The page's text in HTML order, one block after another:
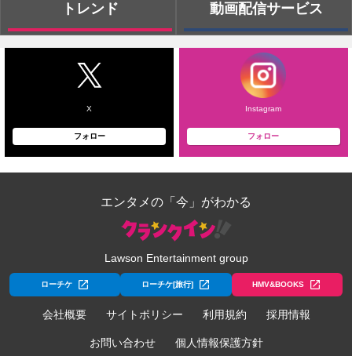
トレンド 動画配信サービス
X
フォロー
Instagram
フォロー
エンタメの「今」がわかる
Lawson Entertainment group
ローチケ ローチケ[旅行] HMV&BOOKS
会社概要 サイトポリシー 利用規約 採用情報
お問い合わせ 個人情報保護方針